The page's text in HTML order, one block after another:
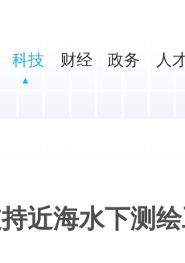
科技 财经 政务 人
近海水下测